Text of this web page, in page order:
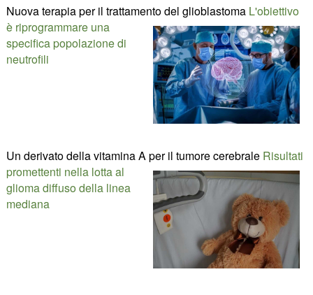
Nuova terapia per il trattamento del glioblastoma L'obiettivo
è riprogrammare una
specifica popolazione di
neutrofili
Un derivato della vitamina A per il tumore cerebrale Risultati
promettenti nella lotta al
glioma diffuso della linea
mediana